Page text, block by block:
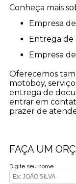
Conheça mais
empresa
entrega
empresa
Oferecemos
motoboy,
entrega de
entrar em
prazer de
FAÇA UM
Digite seu nome